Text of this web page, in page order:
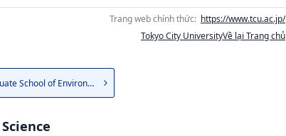
Trang web chính thức: https://www.tcu.ac.jp/
Tokyo City UniversityVề lại Trang chủ
Graduate School of Environme...